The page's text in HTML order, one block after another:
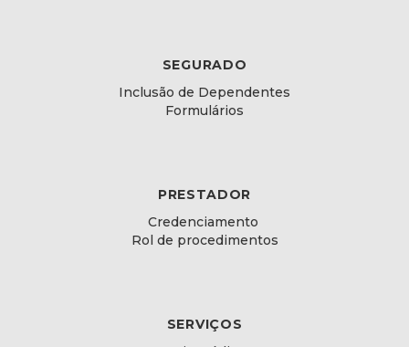
SEGURADO
Inclusão de Dependentes
Formulários
PRESTADOR
Credenciamento
Rol de procedimentos
SERVIÇOS